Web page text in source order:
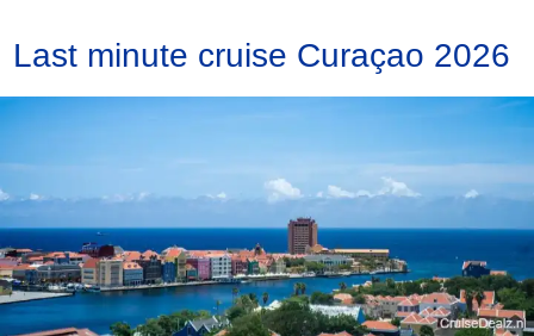
Last minute cruise Curaçao 2026